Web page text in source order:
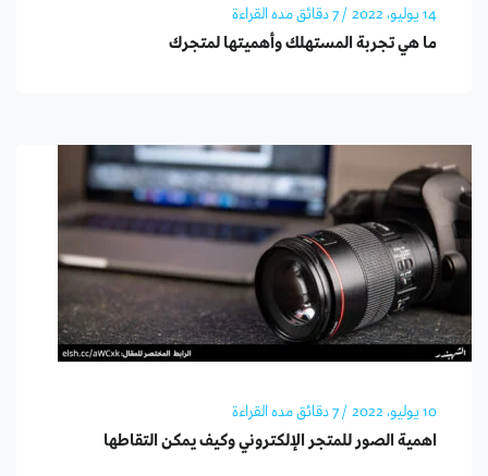
14 يوليو، 2022 / 7 دقائق مده القراءة
ما هي تجربة المستهلك وأهميتها لمتجرك
10 يوليو، 2022 / 7 دقائق مده القراءة
اهمية الصور للمتجر الإلكتروني وكيف يمكن التقاطها